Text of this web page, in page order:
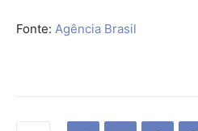
Fonte: Agência Brasil